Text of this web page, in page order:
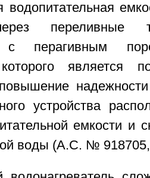
водопитательная
переливные
с перагивным
является
устройства
емкости и
воды (А.С. №